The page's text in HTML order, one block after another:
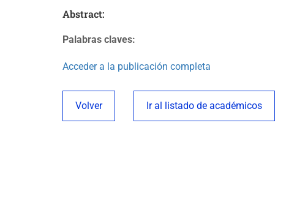
Abstract:
Palabras claves:
Acceder a la publicación completa
Volver Ir al listado de académicos